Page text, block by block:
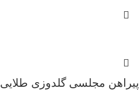
پیراهن مجلسی گلدوزی طلایی